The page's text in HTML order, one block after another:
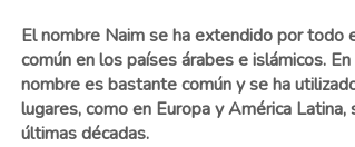
El nombre Naim se ha extendido por todo
común en los países árabes e islámicos.
nombre es bastante común y se ha
lugares, como en Europa y América Latina,
últimas décadas.